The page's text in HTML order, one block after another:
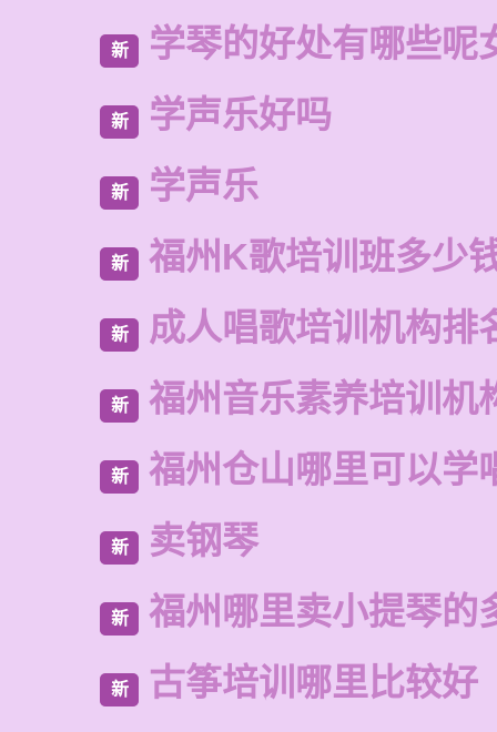
新 学琴的好处有哪些呢
新 学声乐好吗
新 学声乐
新 福州K歌培训班多少
新 成人唱歌培训机构排
新 福州音乐素养培训机
新 福州仓山哪里可以学
新 卖钢琴
新 福州哪里卖小提琴的
新 古筝培训哪里比较好